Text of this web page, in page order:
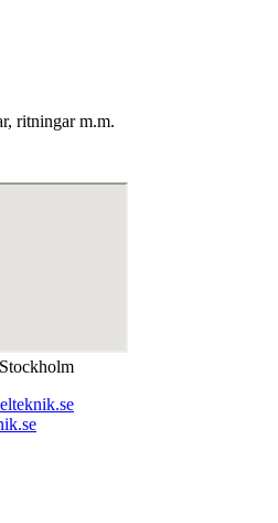
ritningar m.m.